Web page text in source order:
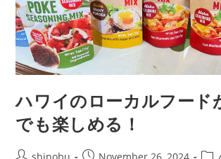
ハワイのローカルフード
でも楽しめる！